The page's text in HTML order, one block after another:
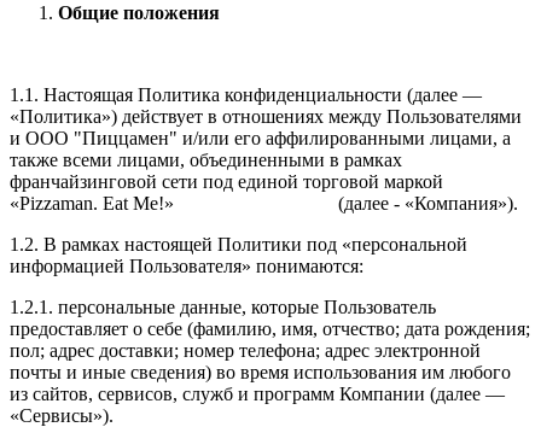
Общие положения
1.1. Настоящая Политика конфиденциальности (далее —
«Политика») действует в отношениях между Пользователями
и ООО "Пиццамен" и/или его аффилированными лицами, а
также всеми лицами, объединенными в рамках
франчайзинговой сети под единой торговой маркой
«Pizzaman. Eat Me!» (далее - «Компания»).
1.2. В рамках настоящей Политики под «персональной
информацией Пользователя» понимаются:
1.2.1. персональные данные, которые Пользователь
предоставляет о себе (фамилию, имя, отчество; дата рождения;
пол; адрес доставки; номер телефона; адрес электронной
почты и иные сведения) во время использования им любого
из сайтов, сервисов, служб и программ Компании (далее —
«Сервисы»).